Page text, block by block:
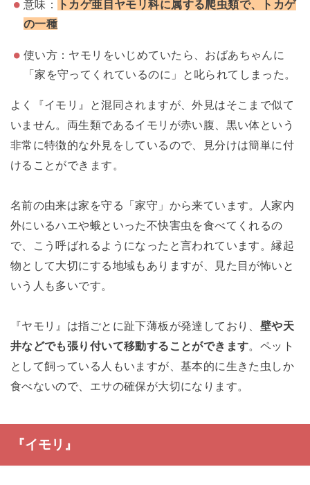
意味：
トカゲ亜目ヤモリ科に属する爬虫類で、トカゲ
の一種
使い方：ヤモリをいじめていたら、おばあちゃんに
「家を守ってくれているのに」と叱られてしまった。
よく『イモリ』と混同されますが、外見はそこまで似て
いません。両生類であるイモリが赤い腹、黒い体という
非常に特徴的な外見をしているので、見分けは簡単に付
けることができます。
名前の由来は家を守る「家守」から来ています。人家内
外にいるハエや蛾といった不快害虫を食べてくれるの
で、こう呼ばれるようになったと言われています。縁起
物として大切にする地域もありますが、見た目が怖いと
いう人も多いです。
『ヤモリ』は指ごとに趾下薄板が発達しており、 壁や天
井などでも張り付いて移動することができます。ペット
として飼っている人もいますが、基本的に生きた虫しか
食べないので、エサの確保が大切になります。
『イモリ』